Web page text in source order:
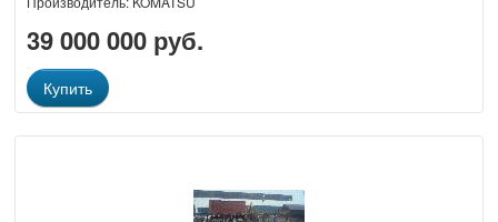
39 000 000 руб.
Купить